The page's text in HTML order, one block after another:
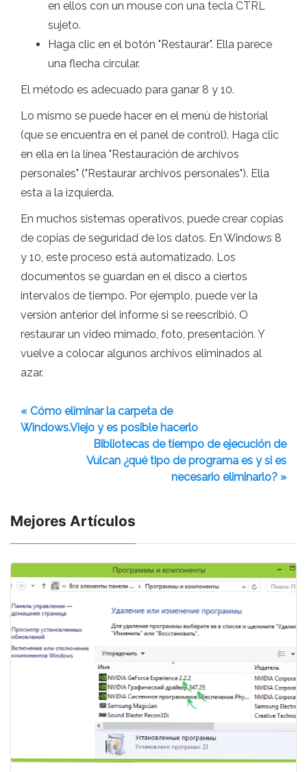
en ellos con un mouse con una tecla CTRL
sujeto.
Haga clic en el botón "Restaurar". Ella parece
una flecha circular.
El método es adecuado para ganar 8 y 10.
Lo mismo se puede hacer en el menú de historial
(que se encuentra en el panel de control). Haga clic
en ella en la línea "Restauración de archivos
personales" ("Restaurar archivos personales"). Ella
esta a la izquierda.
En muchos sistemas operativos, puede crear copias
de copias de seguridad de los datos. En Windows 8
y 10, este proceso está automatizado. Los
documentos se guardan en el disco a ciertos
intervalos de tiempo. Por ejemplo, puede ver la
versión anterior del informe si se reescribió. O
restaurar un video mimado, foto, presentación. Y
vuelve a colocar algunos archivos eliminados al
azar.
« Cómo eliminar la carpeta de
Windows.Viejo y es posible hacerlo
Bibliotecas de tiempo de ejecución de
Vulcan ¿qué tipo de programa es y si es
necesario eliminarlo? »
Mejores Artículos